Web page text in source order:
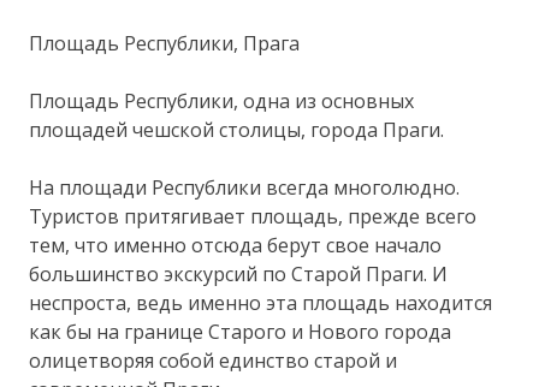
Площадь Республики, Прага
Площадь Республики, одна из основных
площадей чешской столицы, города Праги.
На площади Республики всегда многолюдно.
Туристов притягивает площадь, прежде всего
тем, что именно отсюда берут свое начало
большинство экскурсий по Старой Праги. И
неспроста, ведь именно эта площадь находится
как бы на границе Старого и Нового города
олицетворяя собой единство старой и